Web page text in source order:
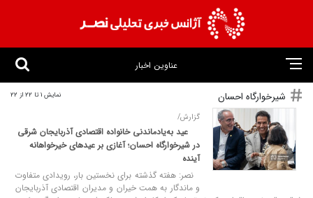
عناوین اخبار
شیرخوارگاه احسان نمایش 1 تا 22 از 22
گزارش/
عید به‌یادماندنی خانواده اقتصادی آذربایجان شرقی
در شیرخوارگاه احسان؛ آغازی بر عیدهای خیرخواهانه
آینده
نصر: هفته گذشته برای نخستین بار، رویدادی متفاوت
و ماندگار به همت خیران و مدیران اقتصادی آذربایجان